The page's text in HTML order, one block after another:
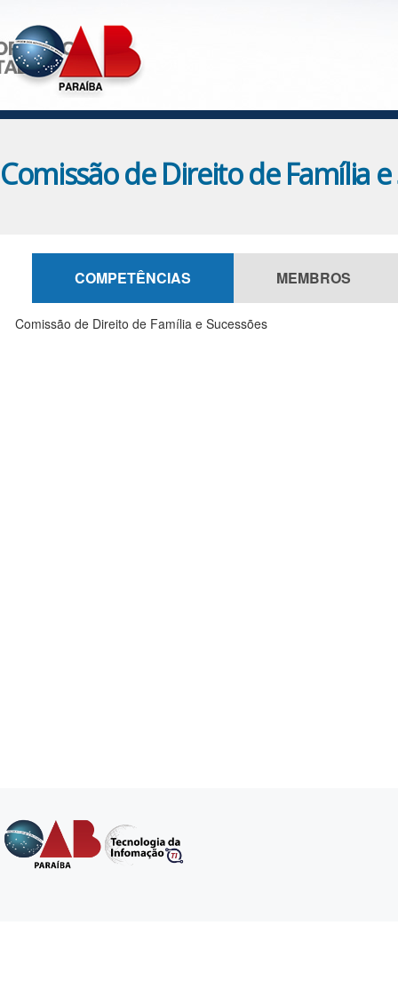
Comissão de Direito de Família e
COMPETÊNCIAS MEMBROS
Comissão de Direito de Família e Sucessões